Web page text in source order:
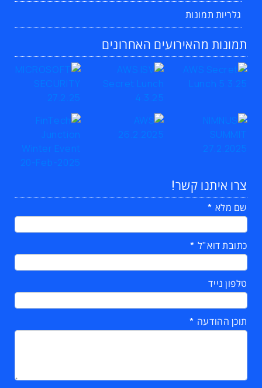
גלריות תמונות
תמונות מהאירועים האחרונים
צרו איתנו קשר!
שם מלא
כתובת דוא"ל
טלפון נייד
תוכן ההודעה